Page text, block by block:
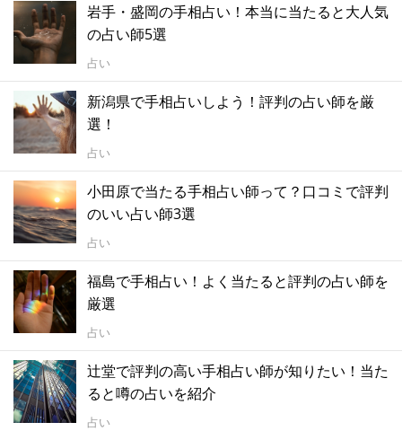
岩手・盛岡の手相占い！本当に当たると大人気
の占い師5選
占い
新潟県で手相占いしよう！評判の占い師を厳
選！
占い
小田原で当たる手相占い師って？口コミで評判
のいい占い師3選
占い
福島で手相占い！よく当たると評判の占い師を
厳選
占い
辻堂で評判の高い手相占い師が知りたい！当た
ると噂の占いを紹介
占い